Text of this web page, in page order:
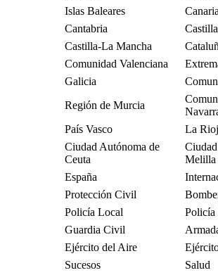
Islas Baleares
Cantabria
Castilla-La Mancha
Comunidad Valenciana
Galicia
Región de Murcia
País Vasco
La
Ciudad Autónoma de
Ceuta
Melilla
España
Protección Civil
Policía Local
Policía
Guardia Civil
Ejército del Aire
Sucesos
Salud